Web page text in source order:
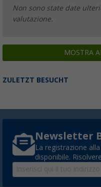
Non sono state date
valutazione.
MOSTRA
ZULETZT BESUCHT
Newsletter
La registrazione
disponibile.